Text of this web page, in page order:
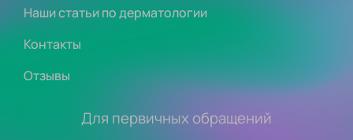
Наши статьи по дерматологии
Контакты
Отзывы
Для первичных обращений